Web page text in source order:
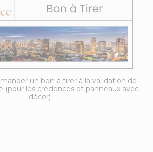
un bon à tirer à la validation de
(pour les crédences et panneaux avec
décor)